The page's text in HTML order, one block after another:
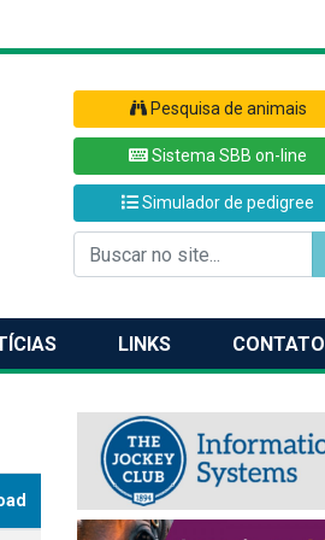
Pesquisa de animais
Sistema SBB on-line
Simulador de pedigree
LINKS CONTATO